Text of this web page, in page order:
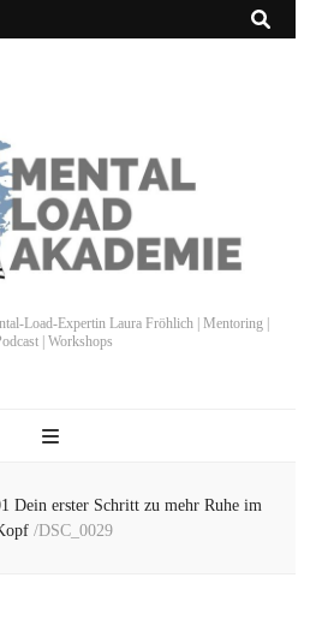
Load-Expertin Laura Fröhlich | Mentoring |
| Workshops
Dein erster Schritt zu mehr Ruhe im
/DSC_0029